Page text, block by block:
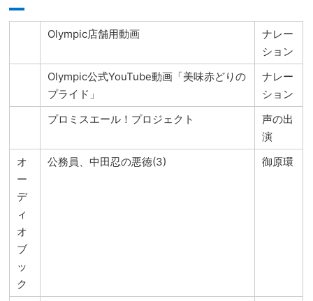
Olympic店舗用動画
ナレー
ション
Olympic公式YouTube動画「美味赤どりの
プライド」
ナレー
ション
プロミスエール！プロジェクト
声の出
演
オ
ー
デ
ィ
オ
ブ
ッ
ク
公務員、中田忍の悪徳(3) 御原環